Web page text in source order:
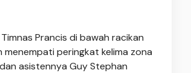
Prancis di bawah racikan
peringkat kelima zona
asistennya Guy Stephan